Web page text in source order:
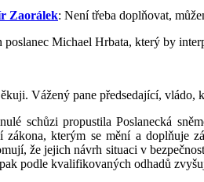
Zaorálek: Není třeba doplňovat,
Michael Hrbata, který by
Vážený pane předsedající, vládo,
schůzi propustila Poslanecká
zákona, kterým se mění a doplňuje
že jejich návrh situaci v
podle kvalifikovaných odhadů